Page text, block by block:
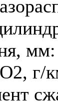
мм:
г/